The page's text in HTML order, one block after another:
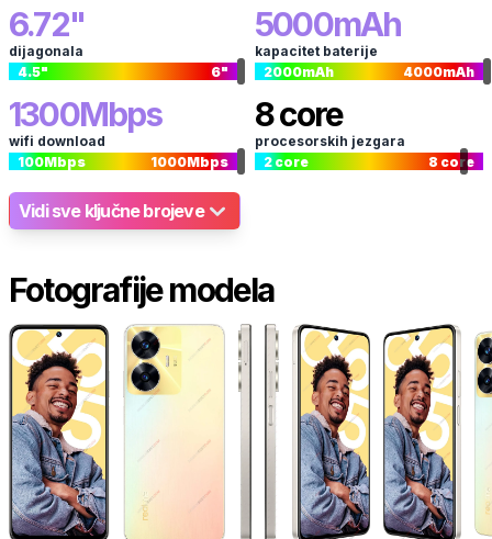
6.72"
dijagonala
4.5" 6"
5000mAh
kapacitet baterije
2000mAh 4000mAh
1300Mbps
wifi download
100Mbps 1000Mbps
8core
procesorskih jezgara
2 core 8 core
Vidi sve ključne brojeve
Fotografije modela